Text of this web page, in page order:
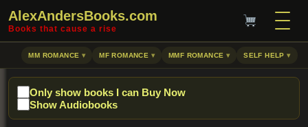
AlexAndersBooks.com
Books that cause a rise
MM ROMANCE MF ROMANCE MMF ROMANCE SELF HELP
Only show books I can Buy Now
Show Audiobooks